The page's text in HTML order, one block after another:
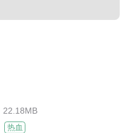
22.18MB
热血